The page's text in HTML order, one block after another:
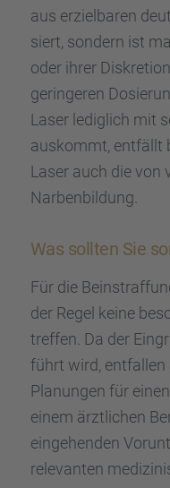
aus erziel­ba­ren
siert, sondern ist
oder ihrer
gerin­ge­ren
Laser ledig­lich mit
auskommt, entfällt
Laser auch die von
Narben­bil­dung.
Was sollten Sie
Für die
der Regel keine
treffen. Da der
führt wird, entfal­len
Planun­gen für
einem ärztli­chen
einge­hen­den
relevan­ten